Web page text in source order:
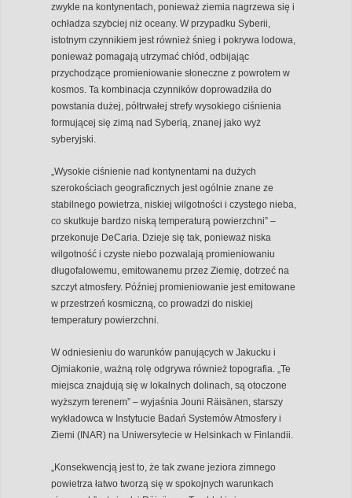
zwykle na kontynentach, ponieważ ziemia nagrzewa się i
ochładza szybciej niż oceany. W przypadku Syberii,
istotnym czynnikiem jest również śnieg i pokrywa lodowa,
ponieważ pomagają utrzymać chłód, odbijając
przychodzące promieniowanie słoneczne z powrotem w
kosmos. Ta kombinacja czynników doprowadziła do
powstania dużej, półtrwałej strefy wysokiego ciśnienia
formującej się zimą nad Syberią, znanej jako wyż
syberyjski.
„Wysokie ciśnienie nad kontynentami na dużych
szerokościach geograficznych jest ogólnie znane ze
stabilnego powietrza, niskiej wilgotności i czystego nieba,
co skutkuje bardzo niską temperaturą powierzchni” –
przekonuje DeCaria. Dzieje się tak, ponieważ niska
wilgotność i czyste niebo pozwalają promieniowaniu
długofalowemu, emitowanemu przez Ziemię, dotrzeć na
szczyt atmosfery. Później promieniowanie jest emitowane
w przestrzeń kosmiczną, co prowadzi do niskiej
temperatury powierzchni.
W odniesieniu do warunków panujących w Jakucku i
Ojmiakonie, ważną rolę odgrywa również topografia. „Te
miejsca znajdują się w lokalnych dolinach, są otoczone
wyższym terenem” – wyjaśnia Jouni Räisänen, starszy
wykładowca w Instytucie Badań Systemów Atmosfery i
Ziemi (INAR) na Uniwersytecie w Helsinkach w Finlandii.
„Konsekwencją jest to, że tak zwane jeziora zimnego
powietrza łatwo tworzą się w spokojnych warunkach